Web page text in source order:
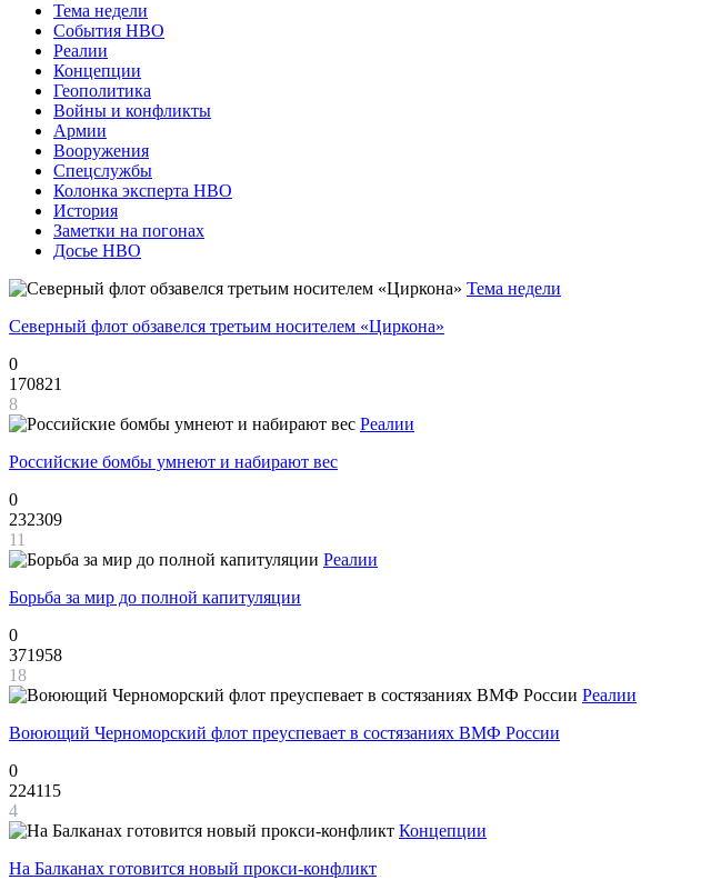
Тема недели
События НВО
Реалии
Концепции
Геополитика
Войны и конфликты
Армии
Вооружения
Спецслужбы
Колонка эксперта НВО
История
Заметки на погонах
Досье НВО
Тема недели
Северный флот обзавелся третьим носителем «Циркона»
0
170821
8
Реалии
Российские бомбы умнеют и набирают вес
0
232309
11
Реалии
Борьба за мир до полной капитуляции
0
371958
18
Реалии
Воюющий Черноморский флот преуспевает в состязаниях ВМФ России
0
224115
4
Концепции
На Балканах готовится новый прокси-конфликт